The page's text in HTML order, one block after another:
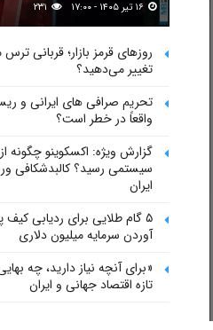
روزهای قرمز بازار؛ قربانی
تغییر می‌دهید؟
تحریم صرافی های ایرانی و
واقعاً در خطر است؟
گزارش ویژه: اکسکوینو چگونه
سیستمی رسید؟ کالبدشکافی
ایران
۵ گام طلایی برای ردیابی
آوردن سرمایه میلیون دلاری
«برای آنچه نیاز دارید، چه
تازه اقتصاد جهانی و ایران